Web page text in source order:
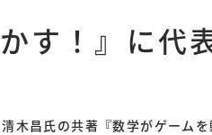
す！』に代
木昌氏の共著『数学がゲーム